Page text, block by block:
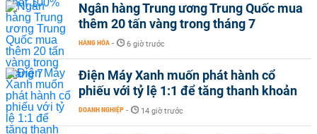
Ngân hàng Trung ương Trung Quốc mua
thêm 20 tấn vàng trong tháng 7
HÀNG HÓA - 6 giờ trước
Điện Máy Xanh muốn phát hành cổ
phiếu với tỷ lệ 1:1 để tăng thanh khoản
DOANH NGHIỆP - 14 giờ trước